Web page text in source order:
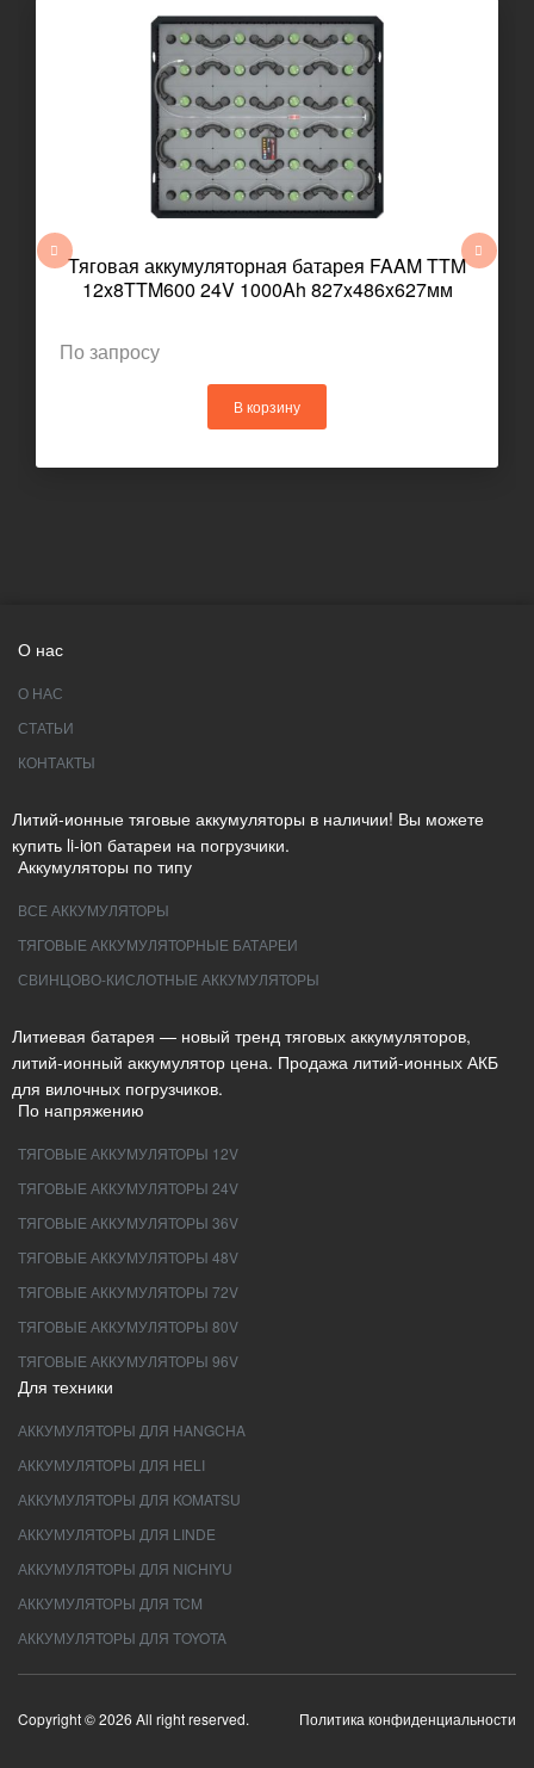
Тяговая аккумуляторная батарея FAAM TTM
12x8TTM600 24V 1000Ah 827x486x627мм
По запросу
В корзину
О нас
О НАС
СТАТЬИ
КОНТАКТЫ
Литий-ионные тяговые аккумуляторы в наличии! Вы можете
купить li-ion батареи на погрузчики.
Аккумуляторы по типу
ВСЕ АККУМУЛЯТОРЫ
ТЯГОВЫЕ АККУМУЛЯТОРНЫЕ БАТАРЕИ
СВИНЦОВО-КИСЛОТНЫЕ АККУМУЛЯТОРЫ
Литиевая батарея — новый тренд тяговых аккумуляторов,
литий-ионный аккумулятор цена. Продажа литий-ионных АКБ
для вилочных погрузчиков.
По напряжению
ТЯГОВЫЕ АККУМУЛЯТОРЫ 12V
ТЯГОВЫЕ АККУМУЛЯТОРЫ 24V
ТЯГОВЫЕ АККУМУЛЯТОРЫ 36V
ТЯГОВЫЕ АККУМУЛЯТОРЫ 48V
ТЯГОВЫЕ АККУМУЛЯТОРЫ 72V
ТЯГОВЫЕ АККУМУЛЯТОРЫ 80V
ТЯГОВЫЕ АККУМУЛЯТОРЫ 96V
Для техники
АККУМУЛЯТОРЫ ДЛЯ HANGCHA
АККУМУЛЯТОРЫ ДЛЯ HELI
АККУМУЛЯТОРЫ ДЛЯ KOMATSU
АККУМУЛЯТОРЫ ДЛЯ LINDE
АККУМУЛЯТОРЫ ДЛЯ NICHIYU
АККУМУЛЯТОРЫ ДЛЯ TCM
АККУМУЛЯТОРЫ ДЛЯ TOYOTA
Copyright © 2026 All right reserved. Политика конфиденциальности